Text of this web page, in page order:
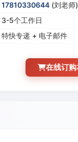
17810330644 (刘老师)
3-5个工作日
特快专递 + 电子邮件
在线订